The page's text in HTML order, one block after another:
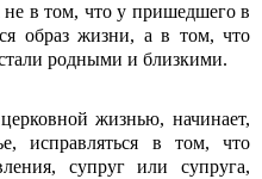
не в том, что у пришедшего в
образ жизни, а в том, что
родными и близкими.
жизнью, начинает,
исправляться в том, что
супруг или супруга,